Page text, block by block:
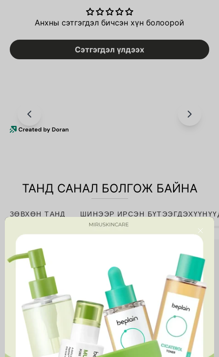
Close
Анхны сэтгэгдэл бичсэн хүн болоорой
Сэтгэгдэл үлдээх
ТАНД САНАЛ БОЛГОЖ БАЙНА
ЗӨВХӨН ТАНД ШИНЭЭР ИРСЭН
+
Zinc
1%